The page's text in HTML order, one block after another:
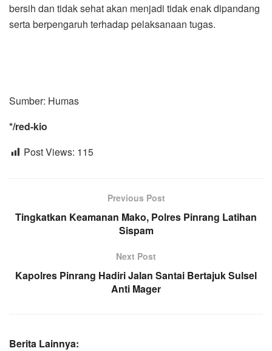
bersih dan tidak sehat akan menjadi tidak enak dipandang
serta berpengaruh terhadap pelaksanaan tugas.
Sumber: Humas
*/red-kio
Post Views: 115
Previous Post
Tingkatkan Keamanan Mako, Polres Pinrang Latihan
Sispam
Next Post
Kapolres Pinrang Hadiri Jalan Santai Bertajuk Sulsel
Anti Mager
Berita Lainnya: